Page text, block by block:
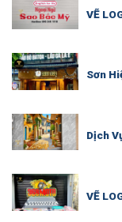
VẼ
Sơn
Dịch
VẼ